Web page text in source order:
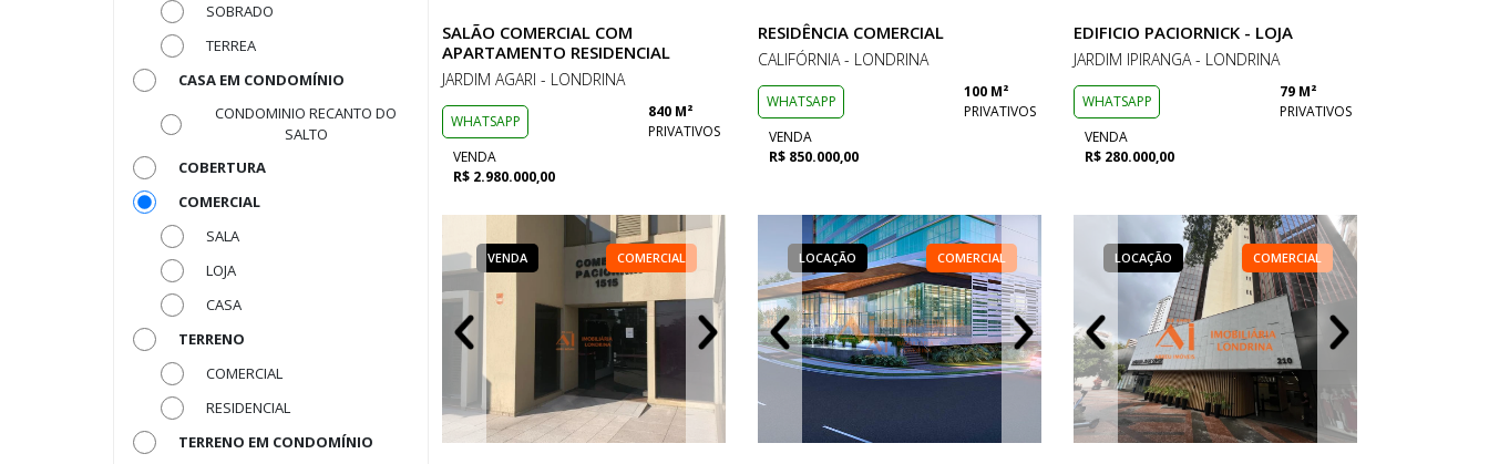
SOBRADO
TERREA
CASA EM CONDOMÍNIO
CONDOMINIO RECANTO DO
SALTO
COBERTURA
COMERCIAL
SALA
LOJA
CASA
TERRENO
COMERCIAL
RESIDENCIAL
TERRENO EM CONDOMÍNIO
SALÃO COMERCIAL COM
APARTAMENTO RESIDENCIAL
JARDIM AGARI - LONDRINA
WHATSAPP
840 M²
PRIVATIVOS
VENDA
R$ 2.980.000,00
RESIDÊNCIA COMERCIAL
CALIFÓRNIA - LONDRINA
WHATSAPP
100 M²
PRIVATIVOS
VENDA
R$ 850.000,00
EDIFICIO PACIORNICK - LOJA
JARDIM IPIRANGA - LONDRINA
WHATSAPP
79 M²
PRIVATIVOS
VENDA
R$ 280.000,00
VENDA COMERCIAL VENDA COMERCIAL COMERCIAL VENDA
LOCAÇÃO COMERCIAL LOCAÇÃO COMERCIAL LOCAÇÃO COMERCIAL
LOCAÇÃO COMERCIAL LOCAÇÃO COMERCIAL